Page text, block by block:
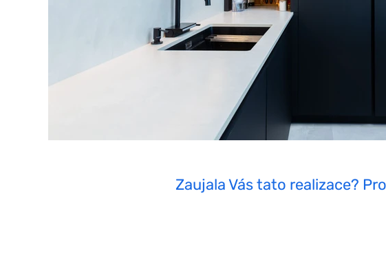
Zaujala Vás tato realizace?